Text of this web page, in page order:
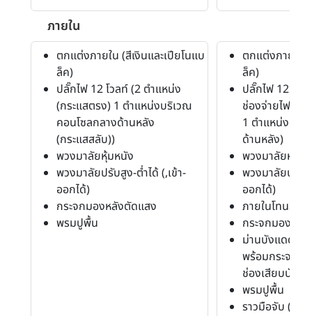
ภายใน
ตกแต่งภายใน (สีเงินและเปียโนแบ
ล็ค)
ปลั๊กไฟ 12 โวลท์ (2 ตำแหน่ง
(กระแสตรง) 1 ตำแหน่งบริเวณ
คอนโซลกลางด้านหลัง
(กระแสสลับ))
พวงมาลัยหุ้มหนัง
พวงมาลัยปรับสูง-ต่ำได้ (,เข้า-
ออกได้)
กระจกมองหลังตัดแสง
พรมปูพื้น
ตกแต่งภายใน
ล็ค)
ปลั๊กไฟ 12 โว
ช่องจ่ายไฟกร
1 ตำแหน่ง บริ
ด้านหลัง)
พวงมาลัยหุ้มห
พวงมาลัยปรับสู
ออกได้)
ภายในโทนสีดำ
กระจกมองหลั
ม่านบังแดด (
พร้อมกระจกแ
ช่องเสียบบัตร
พรมปูพื้น
ราวมือจับ (4 ต